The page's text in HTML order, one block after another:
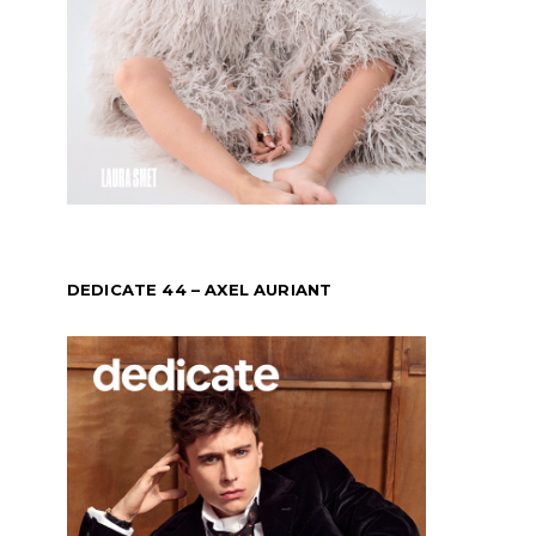
DEDICATE 44 – AXEL AURIANT